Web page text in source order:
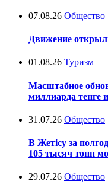
07.08.26 Общество
Движение
01.08.26 Туризм
Масштабное
миллиарда тенге
31.07.26 Общество
В Жетісу за
105 тысяч тонн
29.07.26 Общество